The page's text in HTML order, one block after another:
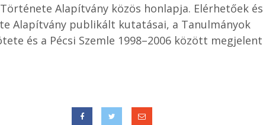
Alapítvány közös honlapja. Elérhetőek és
Alapítvány publikált kutatásai, a Tanulmányok
és a Pécsi Szemle 1998–2006 között megjelent